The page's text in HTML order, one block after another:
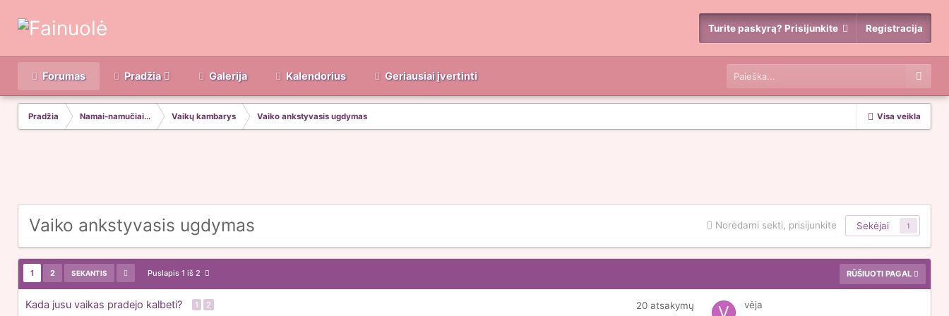
Turite paskyrą? Prisijunkite Registracija
Forumas Pradžia Galerija Kalendorius Geriausiai įvertinti
Visa veikla
Pradžia Namai-namučiai... Vaikų kambarys Vaiko ankstyvasis ugdymas
Vaiko ankstyvasis ugdymas Norėdami sekti, prisijunkite Sekėjai 1
RŪŠIUOTI PAGAL
1 2 SEKANTIS Puslapis 1 iš 2
Kada jusu vaikas pradejo kalbeti? 1 2 20 atsakymų
vėja